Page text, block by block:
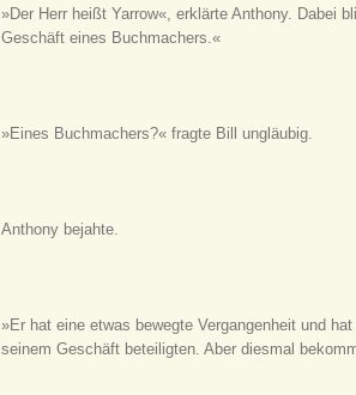
»Der Herr heißt Yarrow«, erklärte Anthony. Dabei
Geschäft eines Buchmachers.«
»Eines Buchmachers?« fragte Bill ungläubig.
Anthony bejahte.
»Er hat eine etwas bewegte Vergangenheit und
seinem Geschäft beteiligten. Aber diesmal